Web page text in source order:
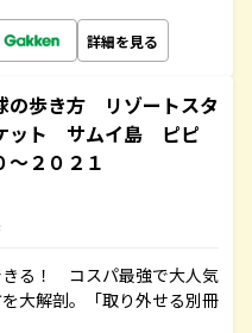
詳細を見る
歩き方 リゾートスタ
ット サムイ島 ピピ
２０２１
きる！ コスパ最強で大人気
大解剖。「取り外せる別冊